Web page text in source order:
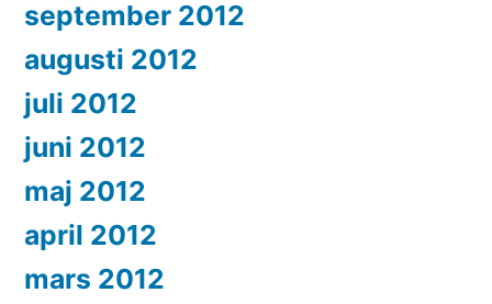
september 2012
augusti 2012
juli 2012
juni 2012
maj 2012
april 2012
mars 2012